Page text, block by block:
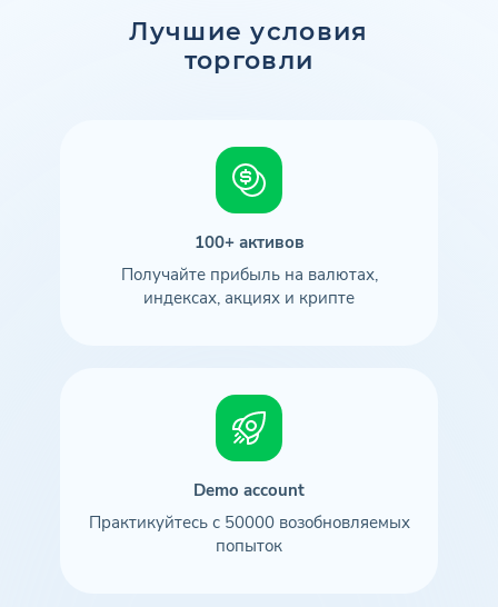
Лучшие условия
торговли
100+ активов
Получайте прибыль на валютах,
индексах, акциях и крипте
Demo account
Практикуйтесь с 50000 возобновляемых
попыток